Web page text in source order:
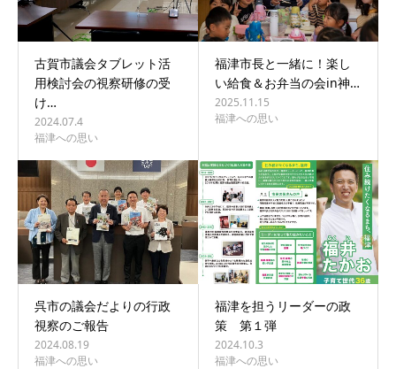
古賀市議会タブレット活
用検討会の視察研修の受
け…
2024.07.4
福津への思い
福津市長と一緒に！楽し
い給食＆お弁当の会in神…
2025.11.15
福津への思い
呉市の議会だよりの行政
視察のご報告
2024.08.19
福津への思い
福津を担うリーダーの政
策 第１弾
2024.10.3
福津への思い